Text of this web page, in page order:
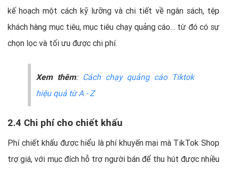
kế hoạch một cách kỹ lưỡng và chi tiết về ngân sách, tệp
khách hàng mục tiêu, mục tiêu chạy quảng cáo… từ đó có sự
chọn lọc và tối ưu được chi phí.
Xem thêm: Cách chạy quảng cáo Tiktok
hiệu quả từ A - Z
2.4 Chi phí cho chiết khấu
Phí chiết khấu được hiểu là phí khuyến mại mà TikTok Shop
trợ giá, với mục đích hỗ trợ người bán để thu hút được nhiều